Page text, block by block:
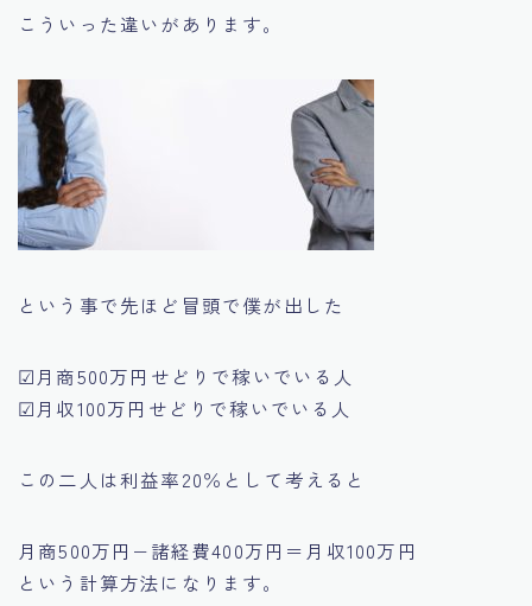
こういった違いがあります。
という事で先ほど冒頭で僕が出した
☑ 月商500万円 せどりで稼いでいる人
☑ 月収100万円 せどりで稼いでいる人
この二人は利益率20％として考えると
月商500万円−諸経費400万円＝月収100万円
という計算方法になります。